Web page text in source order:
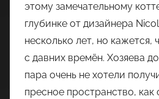
этому замечательному
глубинке от дизайнера
несколько лет, но кажется,
с давних времён. Хозяева
пара очень не хотели
пресное пространство,